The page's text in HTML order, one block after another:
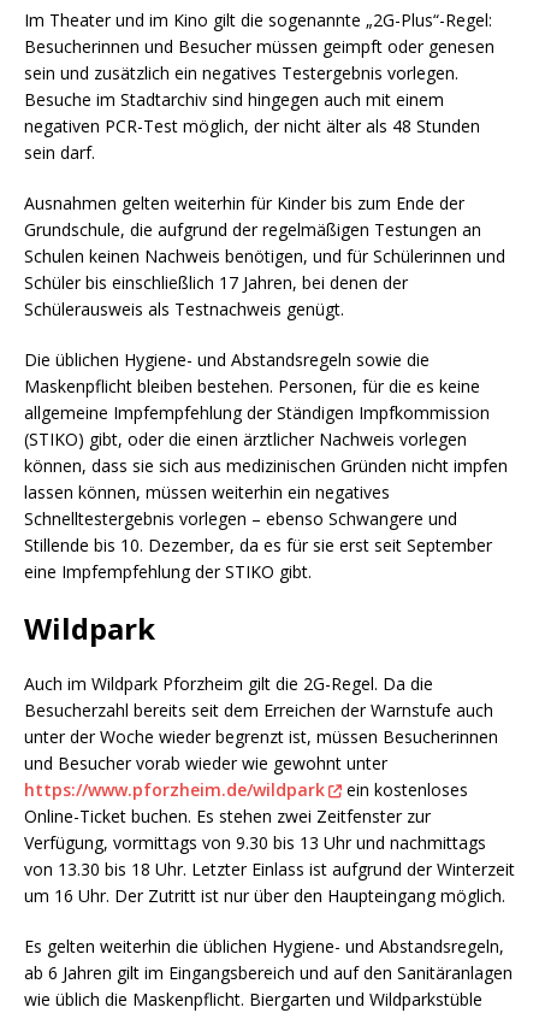
Im Theater und im Kino gilt die sogenannte „2G-Plus“-Regel:
Besucherinnen und Besucher müssen geimpft oder genesen
sein und zusätzlich ein negatives Testergebnis vorlegen.
Besuche im Stadtarchiv sind hingegen auch mit einem
negativen PCR-Test möglich, der nicht älter als 48 Stunden
sein darf.
Ausnahmen gelten weiterhin für Kinder bis zum Ende der
Grundschule, die aufgrund der regelmäßigen Testungen an
Schulen keinen Nachweis benötigen, und für Schülerinnen und
Schüler bis einschließlich 17 Jahren, bei denen der
Schülerausweis als Testnachweis genügt.
Die üblichen Hygiene- und Abstandsregeln sowie die
Maskenpflicht bleiben bestehen. Personen, für die es keine
allgemeine Impfempfehlung der Ständigen Impfkommission
(STIKO) gibt, oder die einen ärztlicher Nachweis vorlegen
können, dass sie sich aus medizinischen Gründen nicht impfen
lassen können, müssen weiterhin ein negatives
Schnelltestergebnis vorlegen – ebenso Schwangere und
Stillende bis 10. Dezember, da es für sie erst seit September
eine Impfempfehlung der STIKO gibt.
Wildpark
Auch im Wildpark Pforzheim gilt die 2G-Regel. Da die
Besucherzahl bereits seit dem Erreichen der Warnstufe auch
unter der Woche wieder begrenzt ist, müssen Besucherinnen
und Besucher vorab wieder wie gewohnt unter
https://www.pforzheim.de/wildpark
ein kostenloses
Online-Ticket buchen. Es stehen zwei Zeitfenster zur
Verfügung, vormittags von 9.30 bis 13 Uhr und nachmittags
von 13.30 bis 18 Uhr. Letzter Einlass ist aufgrund der Winterzeit
um 16 Uhr. Der Zutritt ist nur über den Haupteingang möglich.
Es gelten weiterhin die üblichen Hygiene- und Abstandsregeln,
ab 6 Jahren gilt im Eingangsbereich und auf den Sanitäranlagen
wie üblich die Maskenpflicht. Biergarten und Wildparkstüble